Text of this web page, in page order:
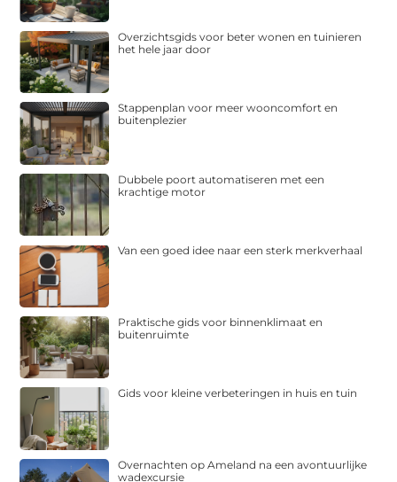
Overzichtsgids voor beter wonen en tuinieren
het hele jaar door
Stappenplan voor meer wooncomfort en
buitenplezier
Dubbele poort automatiseren met een
krachtige motor
Van een goed idee naar een sterk merkverhaal
Praktische gids voor binnenklimaat en
buitenruimte
Gids voor kleine verbeteringen in huis en tuin
Overnachten op Ameland na een avontuurlijke
wadexcursie